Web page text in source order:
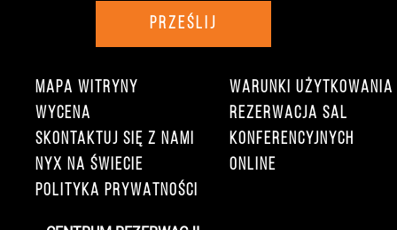
PRZEŚLIJ
MAPA WITRYNY
WYCENA
SKONTAKTUJ SIĘ Z NAMI
NYX NA ŚWIECIE
POLITYKA PRYWATNOŚCI
WARUNKI UŻYTKOWANIA
REZERWACJA SAL
KONFERENCYJNYCH
ONLINE